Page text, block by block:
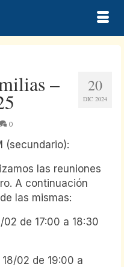
20
DIC 2024
–
0
(secundario):
las reuniones
A continuación
las mismas:
de 17:00 a 18:30
02 de 19:00 a